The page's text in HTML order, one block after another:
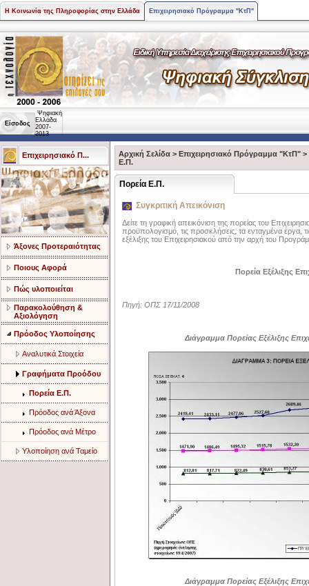
Η Κοινωνία της Πληροφορίας στην Ελλάδα Επιχειρησιακό Πρόγραμμα "ΚτΠ"
Είσοδος
Ψηφιακή
Ελλάδα
2007-
2013
Επιχειρησιακό Π...
Άξονες Προτεραιότητας
Ποιους Αφορά
Πώς υλοποιείται
Παρακολούθηση &
Αξιολόγηση
Πρόοδος Υλοποίησης
Aναλυτικά Στοιχεία
Γραφήματα Προόδου
Πορεία Ε.Π.
Πρόοδος ανά Άξονα
Πρόοδος ανά Μέτρο
Υλοποίηση ανά Ταμείο
Αρχική Σελίδα > Επιχειρησιακό Πρόγραμμα "ΚτΠ" >
Ε.Π.
Πορεία Ε.Π.
Συγκριτική Απεικόνιση
Δείτε τη γραφική απεικόνιση της πορείας του
προϋπολογισμό, τις προσκλήσεις, τα ενταγμένα έργα,
εξέλιξης του Επιχειρησιακού από την αρχή του
Πορεία Εξέλιξης
Πηγή: ΟΠΣ 17/11/2008
Διάγραμμα Πορείας Εξέλιξης
Διάγραμμα Πορείας Εξέλιξης